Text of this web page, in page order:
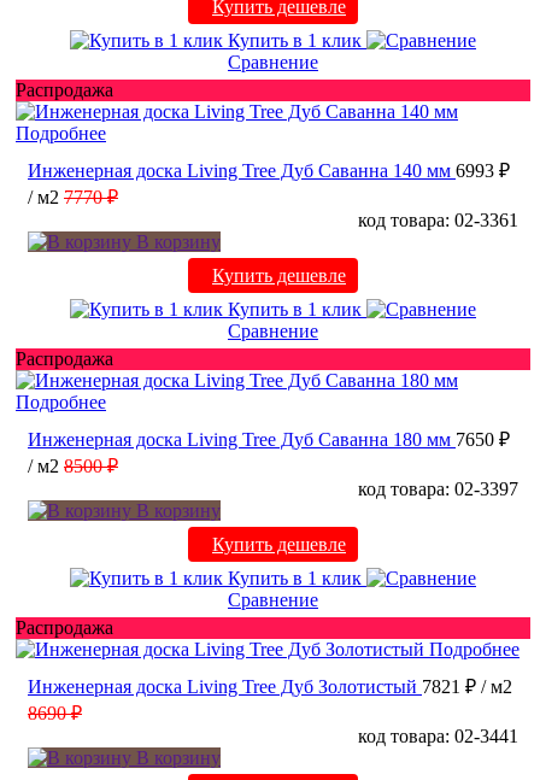
Купить дешевле
Купить в 1 клик
Сравнение
Распродажа
Подробнее
Инженерная доска Living Tree Дуб Саванна 140 мм 6993 ₽
/ м2 7770 ₽
код товара: 02-3361
В корзину
Купить дешевле
Купить в 1 клик
Сравнение
Распродажа
Подробнее
Инженерная доска Living Tree Дуб Саванна 180 мм 7650 ₽
/ м2 8500 ₽
код товара: 02-3397
В корзину
Купить дешевле
Купить в 1 клик
Сравнение
Распродажа
Подробнее
Инженерная доска Living Tree Дуб Золотистый 7821 ₽ / м2
8690 ₽
код товара: 02-3441
В корзину